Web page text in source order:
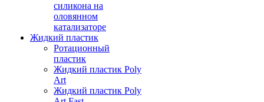
силикона на
оловянном
катализаторе
Жидкий пластик
Ротационный
пластик
Жидкий пластик Poly
Art
Жидкий пластик Poly